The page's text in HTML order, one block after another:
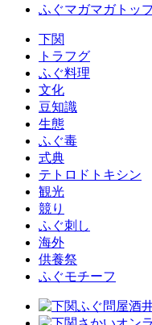
ふぐマガマガトッ
下関
トラフグ
ふぐ料理
文化
豆知識
生態
ふぐ毒
式典
テトロドトキシン
観光
競り
ふぐ刺し
海外
供養祭
ふぐモチーフ